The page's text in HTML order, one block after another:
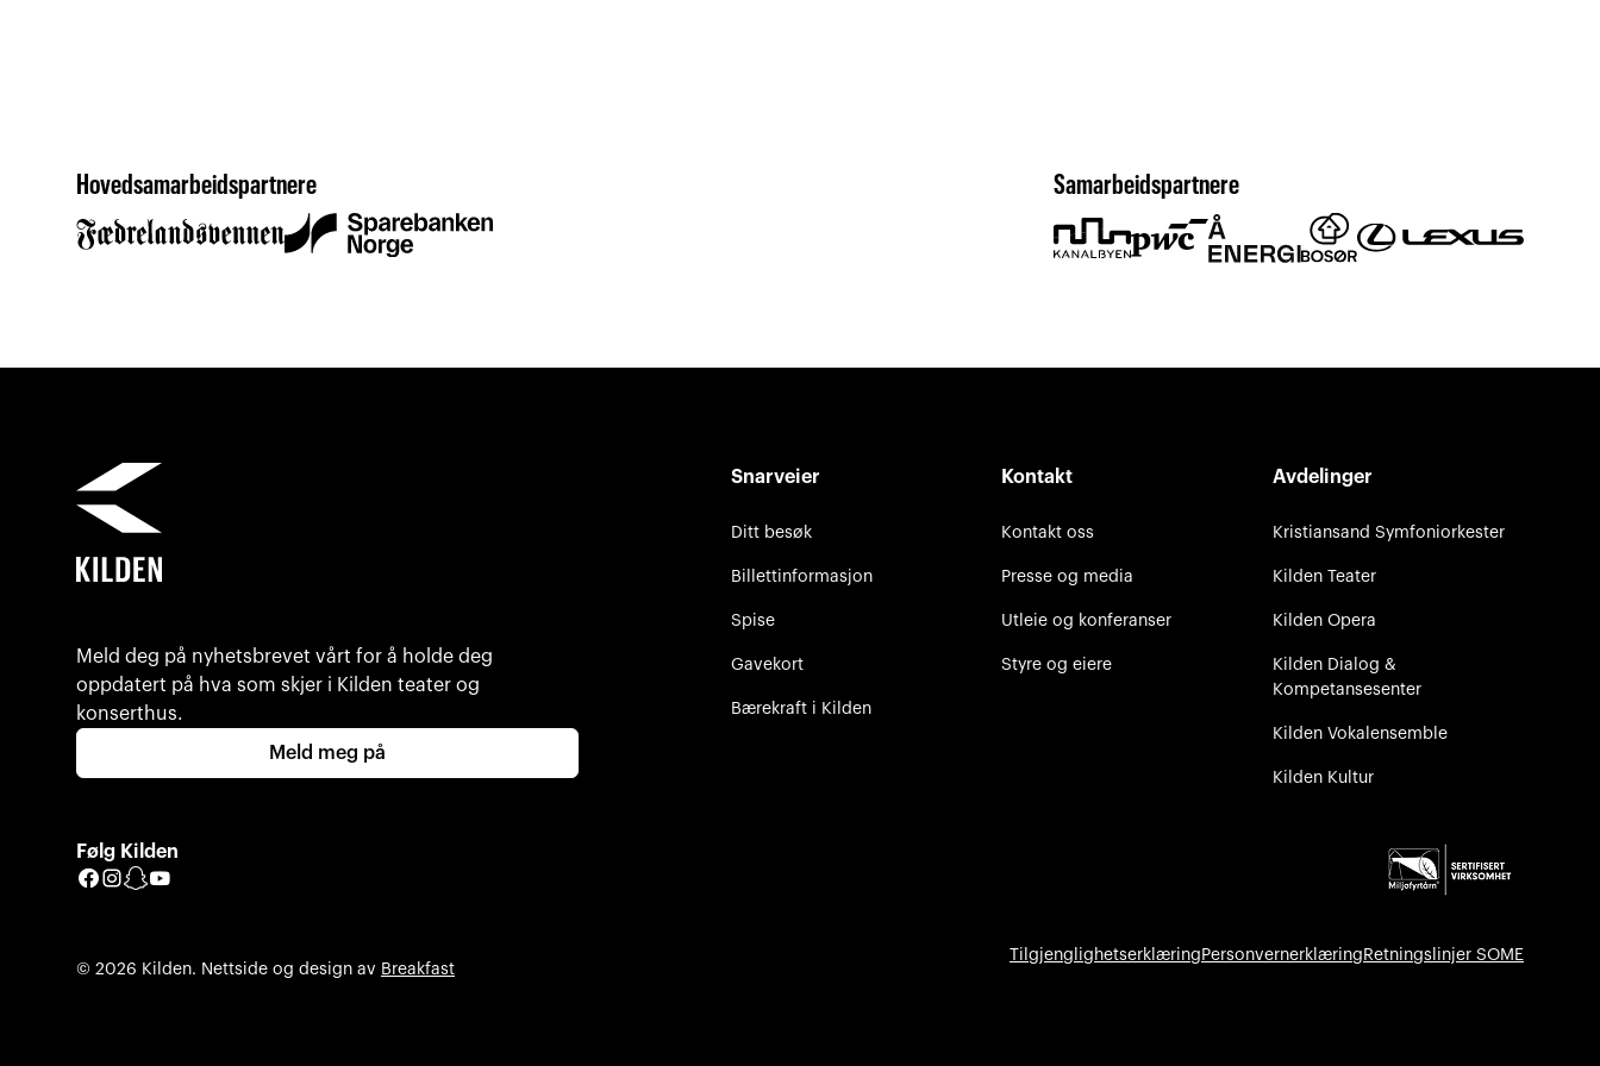
Hovedsamarbeidspartnere Samarbeidspartnere
Meld deg på nyhetsbrevet vårt for å holde deg
oppdatert på hva som skjer i Kilden teater og
konserthus.
Meld meg på
Følg Kilden
Facebook
Instagram
Snapchat
Snarveier
Ditt besøk
Billettinformasjon
Spise
Gavekort
Bærekraft i Kilden
Kontakt
Kontakt oss
Presse og media
Utleie og konferanser
Styre og eiere
Avdelinger
Kristiansand Symfoniorkester
Kilden Teater
Kilden Opera
Kilden Dialog &
Kompetansesenter
Kilden Vokalensemble
Kilden Kultur
© 2026 Kilden. Nettside og design av Breakfast
Tilgjenglighetserklæring Personvernerklæring Retningslinjer SOME